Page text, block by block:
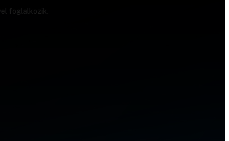
foglalkozik.